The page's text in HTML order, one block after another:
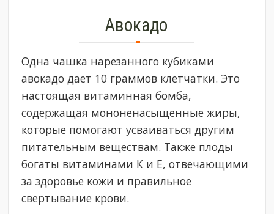
Авокадо
Одна чашка нарезанного кубиками
авокадо дает 10 граммов клетчатки. Это
настоящая витаминная бомба,
содержащая мононенасыщенные жиры,
которые помогают усваиваться другим
питательным веществам. Также плоды
богаты витаминами К и Е, отвечающими
за здоровье кожи и правильное
свертывание крови.